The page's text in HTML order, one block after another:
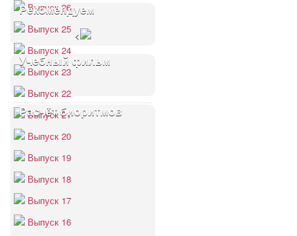
Выпуск 26
Выпуск 25
Выпуск 24
Выпуск 23
Выпуск 22
Выпуск 21
Выпуск 20
Выпуск 19
Выпуск 18
Выпуск 17
Выпуск 16
Рекомендуем
<
Учебный фильм
Расчёт биоритмов